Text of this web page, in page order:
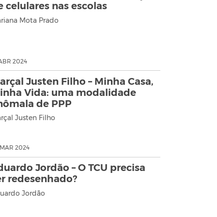
celulares nas escolas
Mota Prado
2024
Justen Filho – Minha Casa,
Vida: uma modalidade
de PPP
Justen Filho
2024
Jordão – O TCU precisa
redesenhado?
Jordão